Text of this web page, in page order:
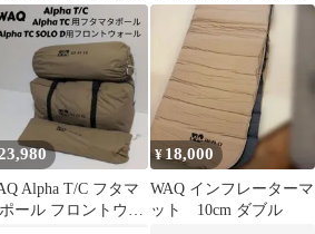
ーラーボックス M
チ
Alpha T/C フタマ
ール フロントウォ
¥ 18,000
WAQ インフレーターマ
ット 10cm ダブル